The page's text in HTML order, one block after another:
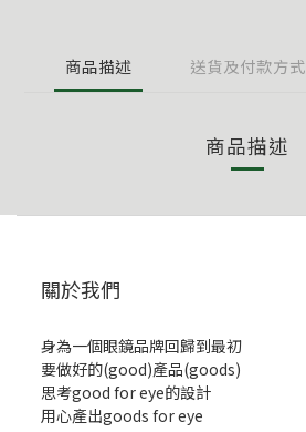
商品描述 送貨及付款方式
商品描述
關於我們
身為一個眼鏡品牌回歸到最初
要做好的(good)產品(goods)
思考good for eye的設計
用心產出goods for eye